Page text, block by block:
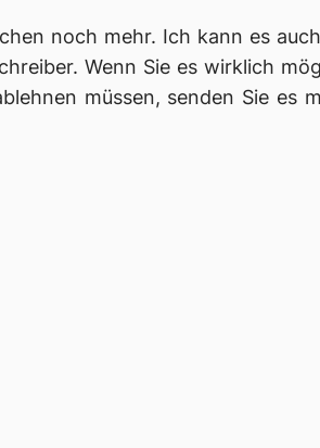
noch mehr. Ich kann es
Wenn Sie es wirklich
müssen, senden Sie